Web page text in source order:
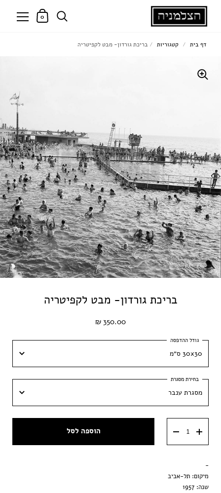
0
בריכת גורדון- מבט לקפיטריה
350.00 ₪
30x30 ס״מ
30x30 ס״מ
40x40 ס״מ
50x50 ס״מ
מסגרת ענבר
מסגרת וונגה
הדפסה בלבד
הוספה לסל
-
מיקום: תל-אביב
שנה: 1957
דף בית / קטגוריות / בריכת גורדון- מבט לקפיטריה